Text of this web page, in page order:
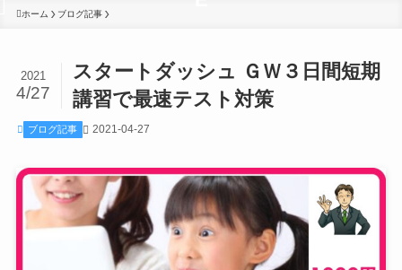
ホーム ブログ記事
スタートダッシュ ＧＷ３日間短期
講習で最速テスト対策
2021
4/27
ブログ記事 2021-04-27